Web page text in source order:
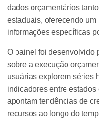
dados orçamentários
estaduais, oferecendo
informações específicas
O painel foi desenvolvido
sobre a execução
usuárias explorem séries
indicadores entre
apontam tendências de
recursos ao longo do